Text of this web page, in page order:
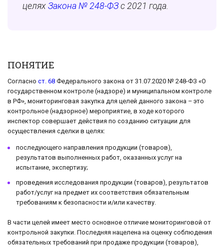
целяхЗакона № 248-ФЗс 2021 года.
ПОНЯТИЕ
Согласно ст. 68 Федерального закона от 31.07.2020 № 248-ФЗ «О
государственном контроле (надзоре) и муниципальном контроле
в РФ», мониторинговая закупка для целей данного закона – это
контрольное (надзорное) мероприятие, в ходе которого
инспектор совершает действия по созданию ситуации для
осуществления сделки в целях:
последующего направления продукции (товаров),
результатов выполненных работ, оказанных услуг на
испытание, экспертизу;
проведения исследования продукции (товаров), результатов
работ/услуг на предмет их соответствия обязательным
требованиям к безопасности и/или качеству.
В части целей имеет место основное отличие мониторинговой от
контрольной закупки. Последняя нацелена на оценку соблюдения
обязательных требований при продаже продукции (товаров),